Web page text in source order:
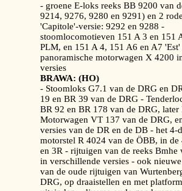
- groene E-loks reeks BB 9200 van
9214, 9276, 9280 en 9291) en 2
'Capitole'-versie: 9292 en 9288 -
stoomlocomotieven 151 A 3 en 151
PLM, en 151 A 4, 151 A6 en A7 'Est'
panoramische motorwagen X 4200
versies
BRAWA: (HO)
- Stoomloks G7.1 van de DRG en
19 en BR 39 van de DRG -
BR 92 en BR 178 van de DRG, later
Motorwagen VT 137 van de DRG,
versies van de DR en de DB - het 4-
motorstel R 4024 van de ÖBB, in de
en 3R - rijtuigen van de reeks Bmhe
in verschillende versies - ook
van de oude rijtuigen van
DRG, op draaistellen en met